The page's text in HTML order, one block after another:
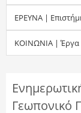
ΕΡΕΥΝΑ |
ΚΟΙΝΩΝΙΑ | Έργα
Γεωπονικό